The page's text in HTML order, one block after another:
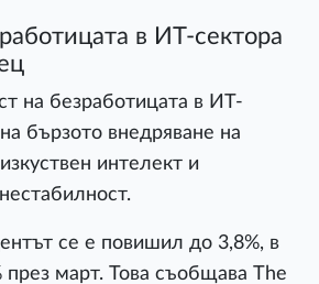
в ИТ-сектора
на безработицата в ИТ-
бързото внедряване на
интелект и
се е повишил до 3,8%, в
през март. Това съобщава The